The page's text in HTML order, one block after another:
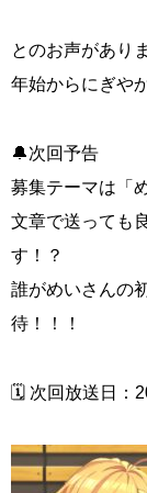
とのお声があり
年始からにぎや
🔔次回予告
募集テーマは「
文章で送っても
す！？
誰がめいさんの
待！！！
🗓 次回放送日：